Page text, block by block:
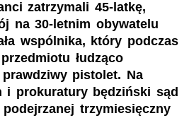
zatrzymali 45-latkę,
na 30-letnim obywatelu
wspólnika, który podczas
łudząco
pistolet. Na
i prokuratury będziński sąd
podejrzanej trzymiesięczny